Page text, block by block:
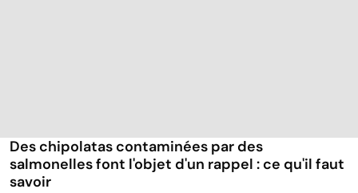
Des chipolatas contaminées par des
salmonelles font l'objet d'un rappel : ce qu'il faut
savoir